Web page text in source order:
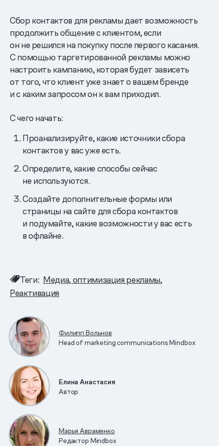
Сбор контактов для рекламы дает возможность
продолжить общение с клиентом, если
он не решился на покупку после первого касания.
С помощью таргетированной рекламы можно
настроить кампанию, которая будет зависеть
от того, что клиент уже знает о вашем бренде
и с каким запросом он к вам приходил.
С чего начать:
Проанализируйте, какие источники сбора
контактов у вас уже есть.
Определите, какие способы сейчас
не используются.
Создайте дополнительные формы или
страницы на сайте для сбора контактов
и подумайте, какие возможности у вас есть
в офлайне.
Теги: Медиа, оптимизация рекламы
Реактивация
Филипп Вольнов
Head of marketing communications Mindbox
Елина Анастасия
Автор
Марья Авраменко
Редактор Mindbox